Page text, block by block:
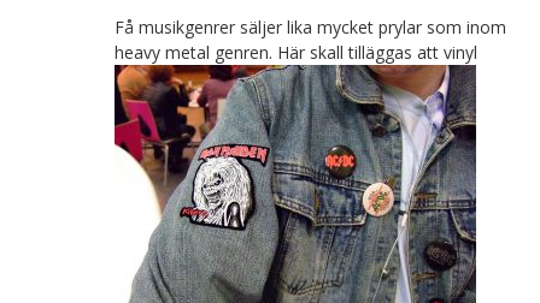
Få musikgenrer säljer lika mycket prylar som inom
heavy metal genren. Här skall tilläggas att vinyl